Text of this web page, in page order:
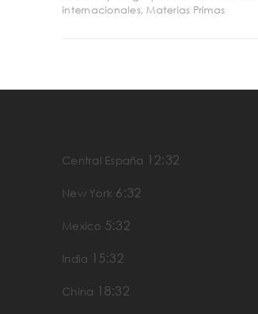
internacionales, Materias Primas
Central España 12:32
New York 6:32
Mexico 5:32
India 15:32
China 18:32